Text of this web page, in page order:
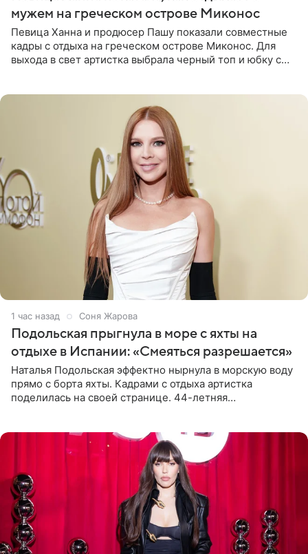
мужем на греческом острове Миконос
Певица Ханна и продюсер Пашу показали совместные
кадры с отдыха на греческом острове Миконос. Для
выхода в свет артистка выбрала черный топ и юбку с
1 час назад Соня Жарова
Подольская прыгнула в море с яхты на
отдыхе в Испании: «Смеяться разрешается»
Наталья Подольская эффектно нырнула в морскую воду
прямо с борта яхты. Кадрами с отдыха артистка
поделилась на своей странице. 44-летняя